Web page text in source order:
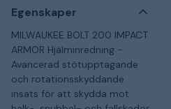
Egenskaper
MILWAUKEE BOLT 200 IMPACT
ARMOR Hjälminredning -
Avancerad stötupptagande
och rotationsskyddande
insats för att skydda mot